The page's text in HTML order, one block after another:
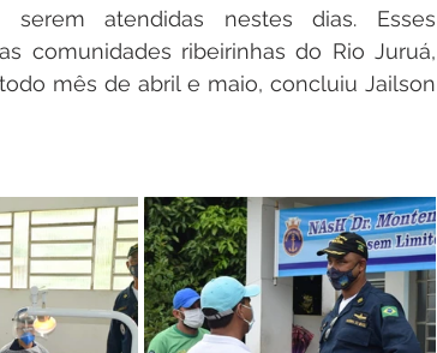
atendidas nestes dias. Esses
comunidades ribeirinhas do Rio Juruá,
mês de abril e maio, concluiu Jailson